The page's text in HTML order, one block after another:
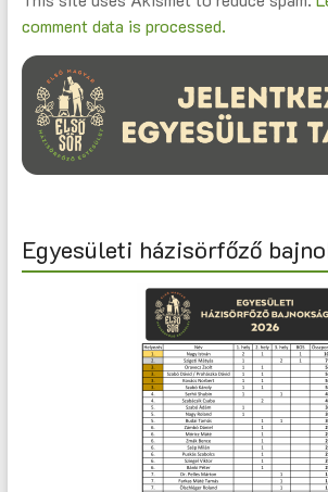
comment data is processed.
Egyesületi házisörfőző